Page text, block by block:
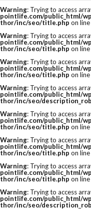
Warning: Trying to access
pointlife.com/public_html/
thor/inc/seo/title.php on line
Warning: Trying to access
pointlife.com/public_html/
thor/inc/seo/title.php on line
Warning: Trying to access
pointlife.com/public_html/
thor/inc/seo/title.php on line
Warning: Trying to access
pointlife.com/public_html/
thor/inc/seo/
Warning: Trying to access
pointlife.com/public_html/
thor/inc/seo/title.php on line
Warning: Trying to access
pointlife.com/public_html/
thor/inc/seo/title.php on line
Warning: Trying to access
pointlife.com/public_html/
thor/inc/seo/title.php on line
Warning: Trying to access
pointlife.com/public_html/
thor/inc/seo/
タグ
amazon
css csv
cvr改善 E-
FTP
Minifier
QUERY関数
rakuten
seo キーワード